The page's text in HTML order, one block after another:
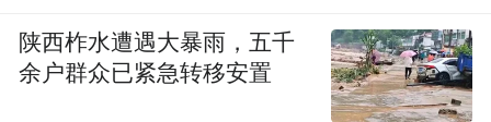
陕西柞水遭遇大暴雨，五千
余户群众已紧急转移安置